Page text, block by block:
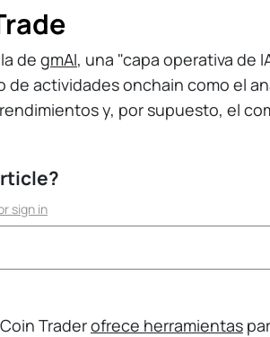
de gmAI, una "capa operativa de
de actividades onchain como el
y, por supuesto, el
sign in
Traderofrece herramientas